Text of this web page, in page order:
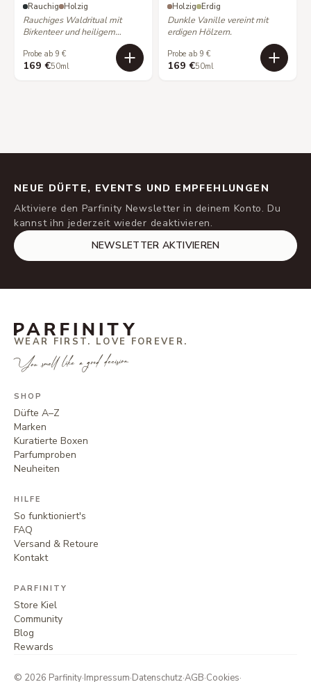
Rauchig Holzig
Rauchiges Waldritual mit
Birkenteer und heiligem
Probe ab 9 €
169 €50ml
Holzig Erdig
Dunkle Vanille vereint mit
erdigen Hölzern.
Probe ab 9 €
169 €50ml
NEUE DÜFTE, EVENTS UND EMPFEHLUNGEN
Aktiviere den Parfinity Newsletter in deinem Konto. Du
kannst ihn jederzeit wieder deaktivieren.
NEWSLETTER AKTIVIEREN
WEAR FIRST. LOVE FOREVER.
You smell like a good decision.
SHOP
Düfte A–Z
Marken
Kuratierte Boxen
Parfumproben
Neuheiten
HILFE
So funktioniert's
FAQ
Versand & Retoure
Kontakt
PARFINITY
Store Kiel
Community
Blog
Rewards
© 2026 Parfinity·Impressum·Datenschutz·AGB·Cookies·